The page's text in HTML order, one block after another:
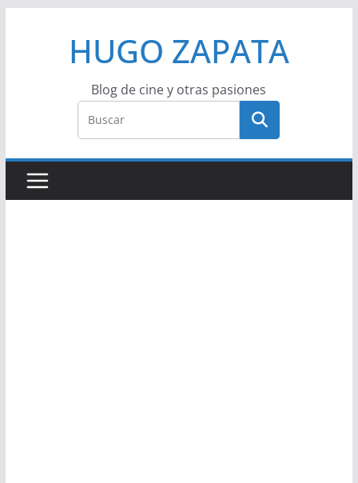
HUGO ZAPATA
Blog de cine y otras pasiones